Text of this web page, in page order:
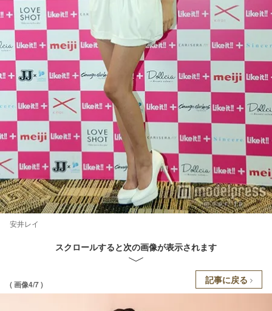
安井レイ
スクロールすると次の画像が表示されます
( 画像4/7 ) 記事に戻る